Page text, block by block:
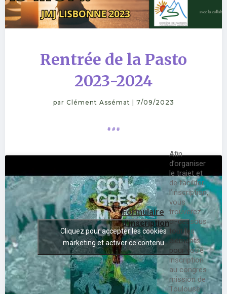
Rentrée de la Pasto
2023-2024
par Clément Assémat 7/09/2023
# # #
Formulaire
d’inscription
:
Afin
d’organiser
le trajet et
de faciliter
l’inscription,
vous
trouverez
ci-dessous
tout les
éléments
pour votre
inscription
au congres
mission de
Toulouse
Cliquez pour accepter les cookies
marketing et activer ce contenu